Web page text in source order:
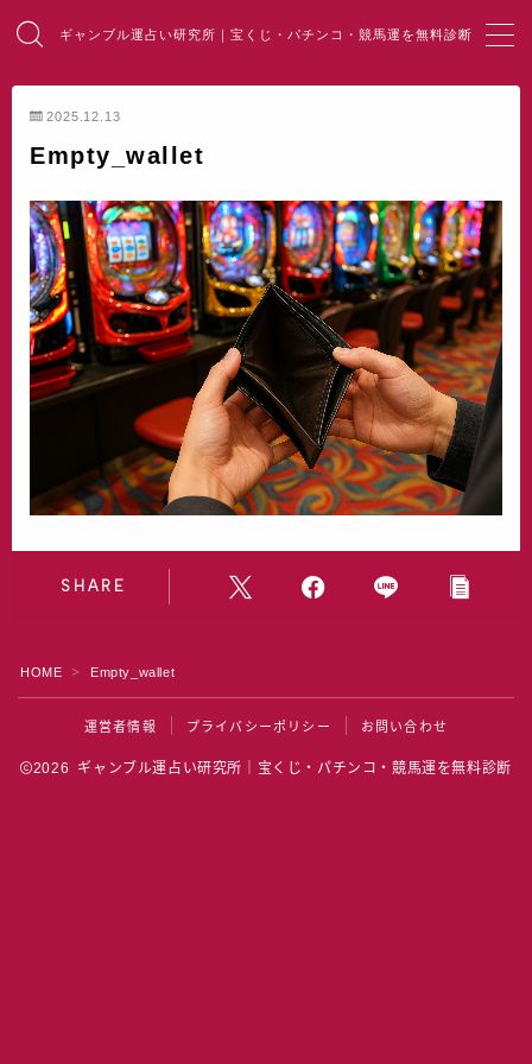
ギャンブル運占い研究所｜宝くじ・パチンコ・競馬運を無料診断
MENU
HOME
総合占い
宝くじ占い
パチンコ占い
競馬・麻雀占い
開運・風水
2025.12.13
Empty_wallet
SHARE
HOME ＞ Empty_wallet
運営者情報 プライバシーポリシー お問い合わせ
2026 ギャンブル運占い研究所｜宝くじ・パチンコ・競馬運を無料診断